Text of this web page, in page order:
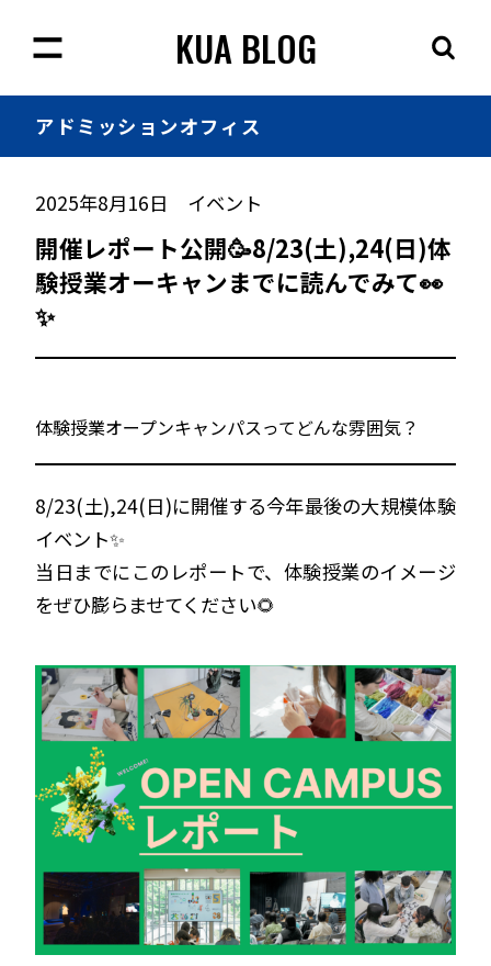
KUA BLOG
アドミッションオフィス
2025年8月16日 イベント
開催レポート公開🥳8/23(土),24(日)体
験授業オーキャンまでに読んでみて👀
✨
体験授業オープンキャンパスってどんな雰囲気？
8/23(土),24(日)に開催する今年最後の大規模体験
イベント✨
当日までにこのレポートで、体験授業のイメージ
をぜひ膨らませてください🌻